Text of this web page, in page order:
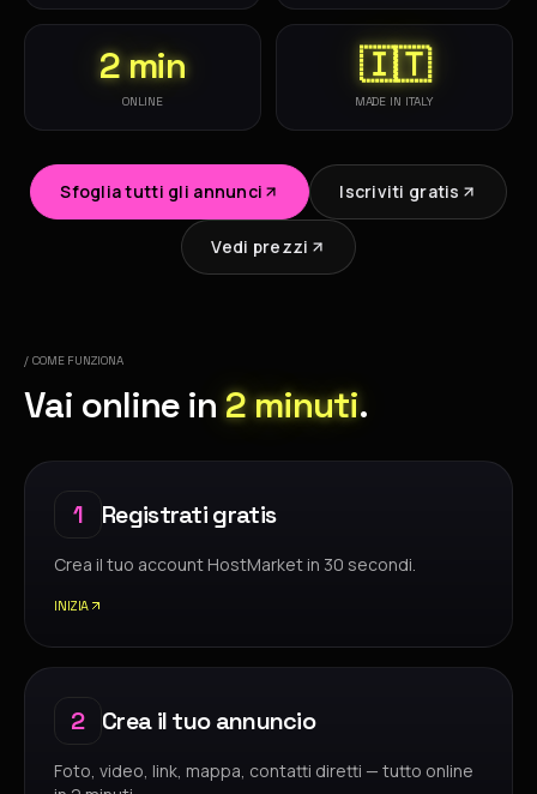
2 min
ONLINE
🇮🇹
MADE IN ITALY
Sfoglia tutti gli annunci Iscriviti gratis
Vedi prezzi
/ COME FUNZIONA
Vai online in2 minuti.
1 Registrati gratis
Crea il tuo account HostMarket in 30 secondi.
INIZIA
2 Crea il tuo annuncio
Foto, video, link, mappa, contatti diretti — tutto online